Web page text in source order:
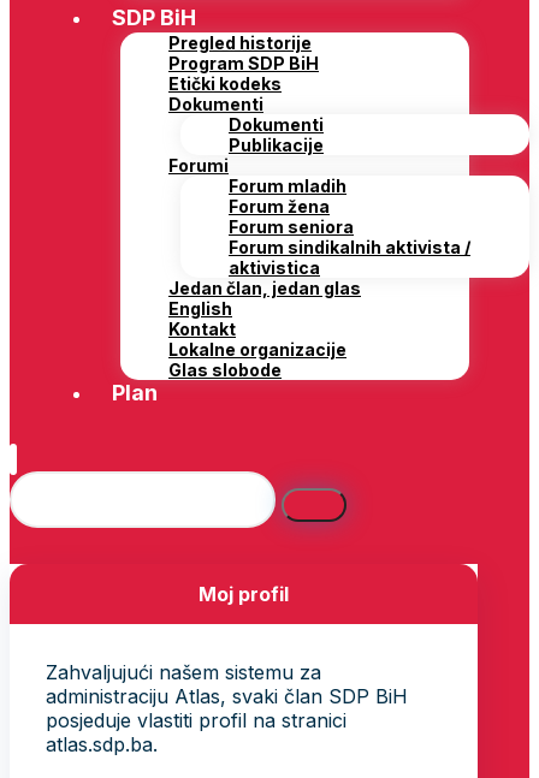
SDP BiH
Pregled historije
Program SDP BiH
Etički kodeks
Dokumenti
Dokumenti
Publikacije
Forumi
Forum mladih
Forum žena
Forum seniora
Forum sindikalnih aktivista /
aktivistica
Jedan član, jedan glas
English
Kontakt
Lokalne organizacije
Glas slobode
Plan
Moj profil
Zahvaljujući našem sistemu za
administraciju Atlas, svaki član SDP BiH
posjeduje vlastiti profil na stranici
atlas.sdp.ba.